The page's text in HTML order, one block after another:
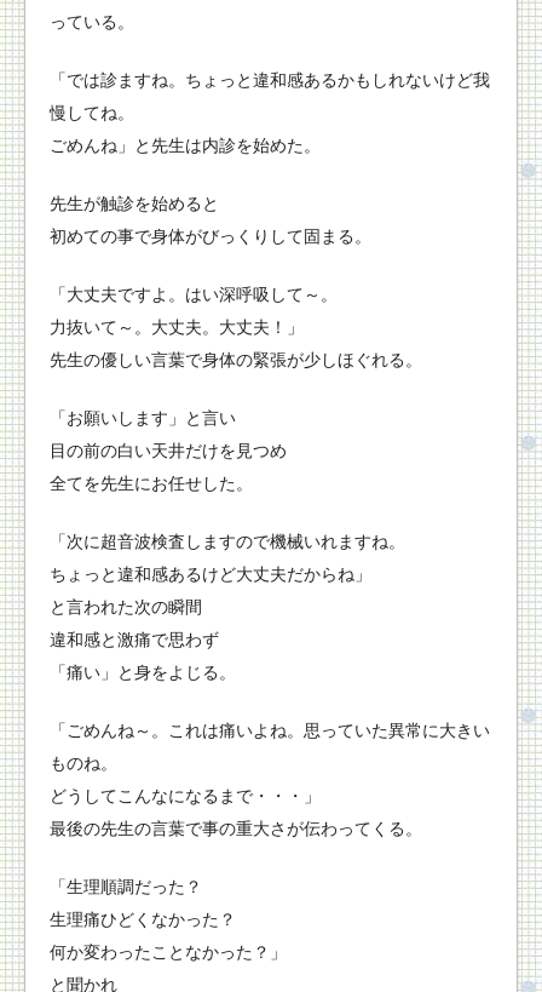
っている。
「では診ますね。ちょっと違和感あるかもしれないけど我
慢してね。
ごめんね」と先生は内診を始めた。
先生が触診を始めると
初めての事で身体がびっくりして固まる。
「大丈夫ですよ。はい深呼吸して～。
力抜いて～。大丈夫。大丈夫！」
先生の優しい言葉で身体の緊張が少しほぐれる。
「お願いします」と言い
目の前の白い天井だけを見つめ
全てを先生にお任せした。
「次に超音波検査しますので機械いれますね。
ちょっと違和感あるけど大丈夫だからね」
と言われた次の瞬間
違和感と激痛で思わず
「痛い」と身をよじる。
「ごめんね～。これは痛いよね。思っていた異常に大きい
ものね。
どうしてこんなになるまで・・・」
最後の先生の言葉で事の重大さが伝わってくる。
「生理順調だった？
生理痛ひどくなかった？
何か変わったことなかった？」
と聞かれ